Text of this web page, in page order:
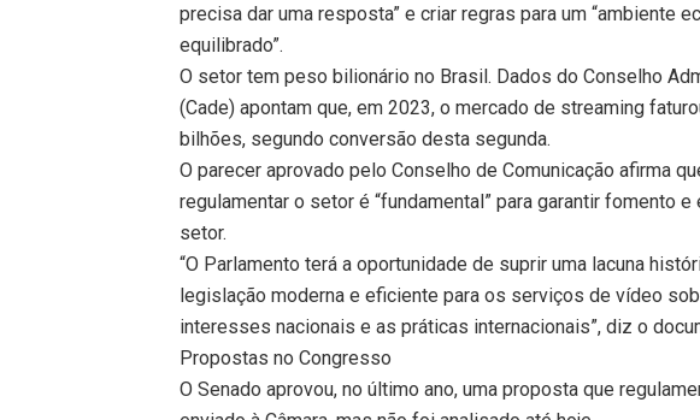
precisa dar uma resposta” e criar regras para um “ambiente
equilibrado”.
O setor tem peso bilionário no Brasil. Dados do Conselho
(Cade) apontam que, em 2023, o mercado de streaming
bilhões, segundo conversão desta segunda.
O parecer aprovado pelo Conselho de Comunicação afirma
regulamentar o setor é “fundamental” para garantir fomento
setor.
“O Parlamento terá a oportunidade de suprir uma lacuna
legislação moderna e eficiente para os serviços de vídeo
interesses nacionais e as práticas internacionais”, diz o
Propostas no Congresso
O Senado aprovou, no último ano, uma proposta que